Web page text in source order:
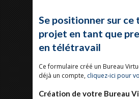
Se positionner sur ce
projet en tant que
en télétravail
Ce formulaire créé un Bureau
déjà un compte, cliquez-ici pour
Création de votre Bureau